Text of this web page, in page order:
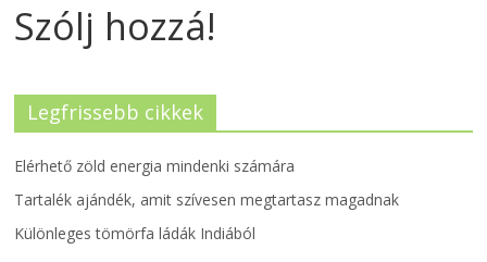
Szólj hozzá!
Legfrissebb cikkek
Elérhető zöld energia mindenki számára
Tartalék ajándék, amit szívesen megtartasz magadnak
Különleges tömörfa ládák Indiából